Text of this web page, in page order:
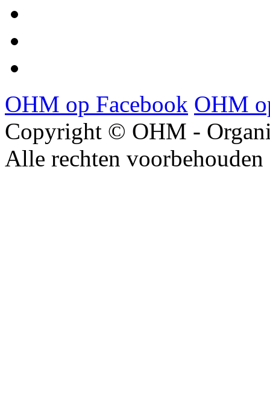
OHM op Facebook OHM
Copyright © OHM -
Alle rechten